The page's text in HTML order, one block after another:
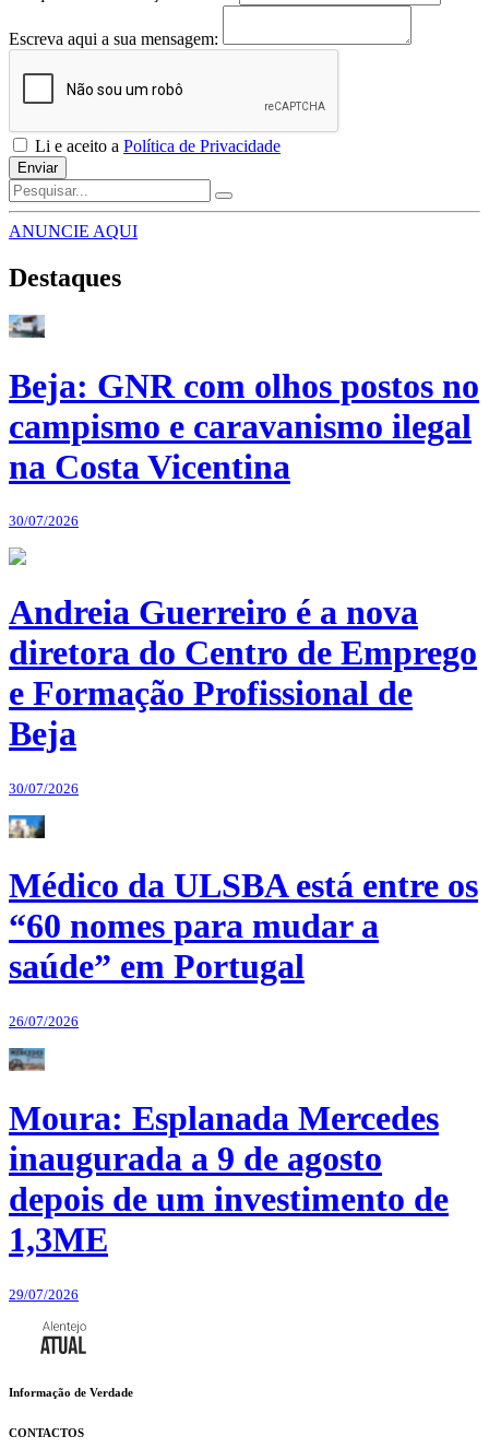
Escreva aqui a sua mensagem:
Li e aceito a Política de Privacidade
Enviar
ANUNCIE AQUI
Destaques
Beja: GNR com olhos postos no
campismo e caravanismo ilegal
na Costa Vicentina
30/07/2026
Andreia Guerreiro é a nova
diretora do Centro de Emprego
e Formação Profissional de
Beja
30/07/2026
Médico da ULSBA está entre os
“60 nomes para mudar a
saúde” em Portugal
26/07/2026
Moura: Esplanada Mercedes
inaugurada a 9 de agosto
depois de um investimento de
1,3ME
29/07/2026
Informação de Verdade
CONTACTOS